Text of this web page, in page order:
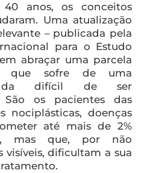
anos, os conceitos
Uma atualização
– publicada pela
para o Estudo
abraçar uma parcela
que sofre de uma
difícil de ser
São os pacientes das
nociplásticas, doenças
até mais de 2%
mas que, por não
visíveis, dificultam a sua